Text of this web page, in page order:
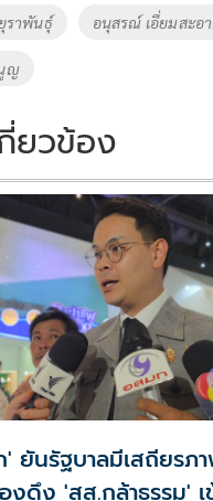
k
ราพันธุ์ อนุสรณ์ เอี่ยมสะอ
ญ
ยวข้อง
' ยันรัฐบาลมีเสถียรภ
งดึง 'สส.กล้าธรรม' เ